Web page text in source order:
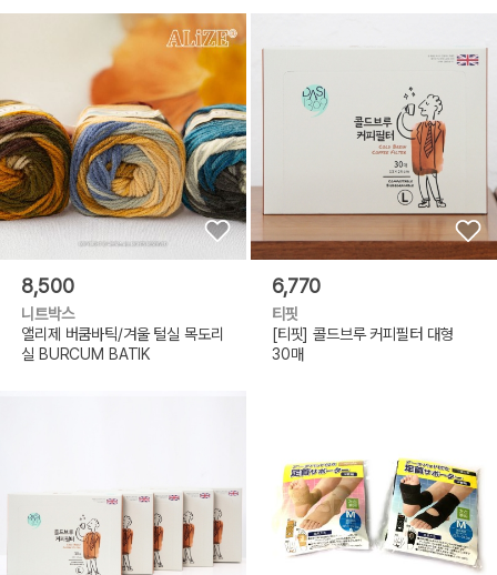
8,500
니트박스
앨리제 버쿰바틱/겨울 털실 목도리
실 BURCUM BATIK
6,770
티핏
[티핏] 콜드브루 커피필터 대형
30매